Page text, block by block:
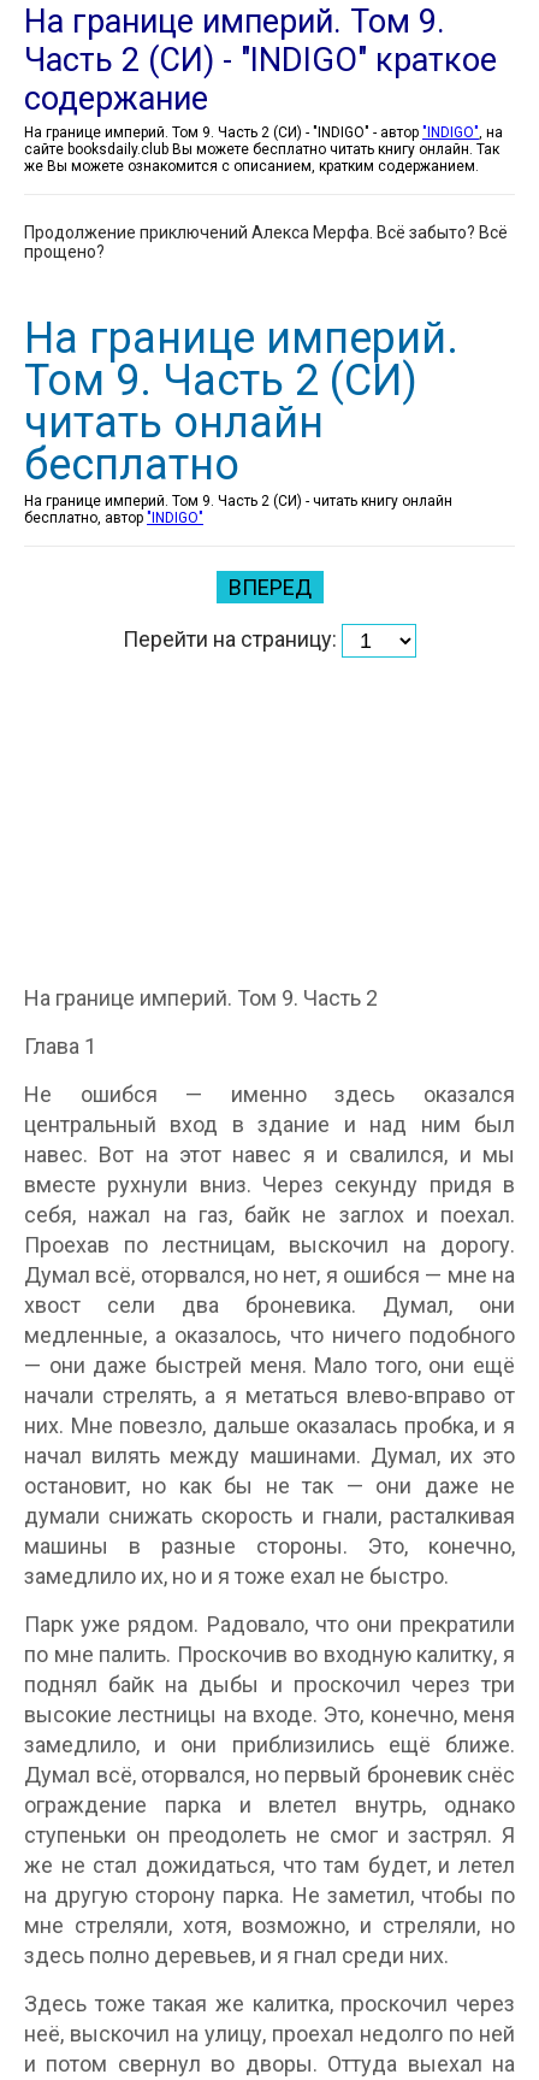
На границе империй. Том 9.
Часть 2 (СИ) - "INDIGO" краткое
содержание
На границе империй. Том 9. Часть 2 (СИ) - "INDIGO" - автор "INDIGO", на
сайте booksdaily.club Вы можете бесплатно читать книгу онлайн. Так
же Вы можете ознакомится с описанием, кратким содержанием.
Продолжение приключений Алекса Мерфа. Всё забыто? Всё
прощено?
На границе империй.
Том 9. Часть 2 (СИ)
читать онлайн
бесплатно
На границе империй. Том 9. Часть 2 (СИ) - читать книгу онлайн
бесплатно, автор "INDIGO"
ВПЕРЕД
Перейти на страницу:
На границе империй. Том 9. Часть 2
Глава 1
Не ошибся — именно здесь оказался
центральный вход в здание и над ним был
навес. Вот на этот навес я и свалился, и мы
вместе рухнули вниз. Через секунду придя в
себя, нажал на газ, байк не заглох и поехал.
Проехав по лестницам, выскочил на дорогу.
Думал всё, оторвался, но нет, я ошибся — мне на
хвост сели два броневика. Думал, они
медленные, а оказалось, что ничего подобного
— они даже быстрей меня. Мало того, они ещё
начали стрелять, а я метаться влево-вправо от
них. Мне повезло, дальше оказалась пробка, и я
начал вилять между машинами. Думал, их это
остановит, но как бы не так — они даже не
думали снижать скорость и гнали, расталкивая
машины в разные стороны. Это, конечно,
замедлило их, но и я тоже ехал не быстро.
Парк уже рядом. Радовало, что они прекратили
по мне палить. Проскочив во входную калитку, я
поднял байк на дыбы и проскочил через три
высокие лестницы на входе. Это, конечно, меня
замедлило, и они приблизились ещё ближе.
Думал всё, оторвался, но первый броневик снёс
ограждение парка и влетел внутрь, однако
ступеньки он преодолеть не смог и застрял. Я
же не стал дожидаться, что там будет, и летел
на другую сторону парка. Не заметил, чтобы по
мне стреляли, хотя, возможно, и стреляли, но
здесь полно деревьев, и я гнал среди них.
Здесь тоже такая же калитка, проскочил через
неё, выскочил на улицу, проехал недолго по ней
и потом свернул во дворы. Оттуда выехал на